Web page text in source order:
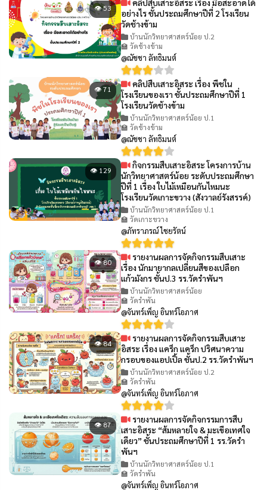
👁 53
คลิปสืบเสาะอิสระ เรื่อง มือสะอาดได้
อย่างไร ชั้นประถมศึกษาปีที่ 2 โรงเรียน
วัดช้างข้าม
บ้านนักวิทยาศาสตร์น้อย ป.2
🏫 วัดช้างข้าม
@ณัชชา ลัทธิมนต์
👁 71
คลิปสืบเสาะอิสระ เรื่อง พืชใน
โรงเรียนของเรา ชั้นประถมศึกษาปีที่ 1
โรงเรียนวัดช้างข้าม
บ้านนักวิทยาศาสตร์น้อย ป.1
🏫 วัดช้างข้าม
@ณัชชา ลัทธิมนต์
👁 129
กิจกรรมสืบเสาะอิสระ โครงการบ้าน
นักวิทยาศาสตร์น้อย ระดับประถมศึกษา
ปีที่ 1 เรื่อง ใบไม้เหมือนกันไหมนะ
โรงเรียนวัดเกาะขวาง (สังวาลย์รังสรรค์)
บ้านนักวิทยาศาสตร์น้อย ป.1
🏫 วัดเกาะขวาง
@ภัทราภรณ์ ไชยรัตน์
👁 80
รายงานผลการจัดกิจกรรมสืบเสาะ
เรื่อง นักมายากลเปลี่ยนสีของเปลือก
แก้วมังกร ชั้นป.3 รร.วัดรำพันฯ
บ้านนักวิทยาศาสตร์น้อย
🏫 วัดรำพัน
@จันทร์เพ็ญ อินทร์โอภาศ
👁 84
รายงานผลการจัดกิจกรรมสืบเสาะ
อิสระ เรื่อง แคร็ก แคร็ก ปริศนาความ
กรอบของแอปเปิ้ล ชั้นป.2 รร.วัดรำพันฯ
บ้านนักวิทยาศาสตร์น้อย ป.2
🏫 วัดรำพัน
@จันทร์เพ็ญ อินทร์โอภาศ
👁 87
รายงานผลการจัดกิจกรรมการสืบ
เสาะอิสระ “ส้มหลายใจ & มะเขือเทศใจ
เดียว” ชั้นประถมศึกษาปีที่ 1 รร.วัดรำ
พันฯ
บ้านนักวิทยาศาสตร์น้อย ป.1
🏫 วัดรำพัน
@จันทร์เพ็ญ อินทร์โอภาศ